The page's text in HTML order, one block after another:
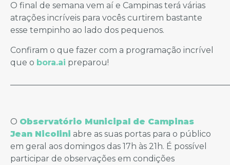
O final de semana vem aí e Campinas terá várias
atrações incríveis para vocês curtirem bastante
esse tempinho ao lado dos pequenos.
Confiram o que fazer com a programação incrível
que o bora.ai preparou!
O Observatório Municipal de Campinas
Jean Nicolini abre as suas portas para o público
em geral aos domingos das 17h às 21h. É possível
participar de observações em condições